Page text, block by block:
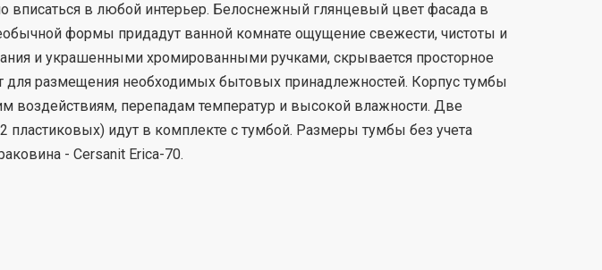
вписаться в любой интерьер. Белоснежный глянцевый цвет фасада в
формы придадут ванной комнате ощущение свежести, чистоты и
и украшенными хромированными ручками, скрывается просторное
для размещения необходимых бытовых принадлежностей. Корпус тумбы
перепадам температур и высокой влажности. Две
идут в комплекте с тумбой. Размеры тумбы без учета
- Cersanit Erica-70.